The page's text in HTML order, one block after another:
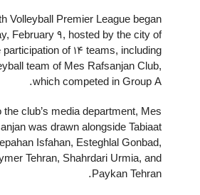
Volleyball Premier League began
February 9, hosted by the city of
of 14 teams, including
team of Mes Rafsanjan Club,
which competed in Group A.
club’s media department, Mes
was drawn alongside Tabiaat
Isfahan, Esteghlal Gonbad,
Tehran, Shahrdari Urmia, and
Paykan Tehran.